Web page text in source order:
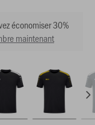
économiser 30%
maintenant